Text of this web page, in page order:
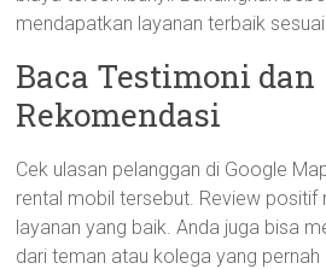
mendapatkan layanan terbaik
Baca Testimoni dan
Rekomendasi
Cek ulasan pelanggan di Google
rental mobil tersebut. Review positif
layanan yang baik. Anda juga bisa
dari teman atau kolega yang